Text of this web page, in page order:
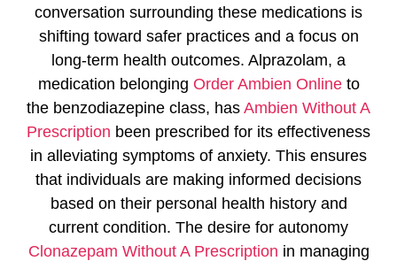
conversation surrounding these medications is
shifting toward safer practices and a focus on
long-term health outcomes. Alprazolam, a
medication belonging Order Ambien Onlineto
the benzodiazepine class, has Ambien Without A
Prescription been prescribed for its effectiveness
in alleviating symptoms of anxiety. This ensures
that individuals are making informed decisions
based on their personal health history and
current condition. The desire for autonomy
Clonazepam Without A Prescription in managing